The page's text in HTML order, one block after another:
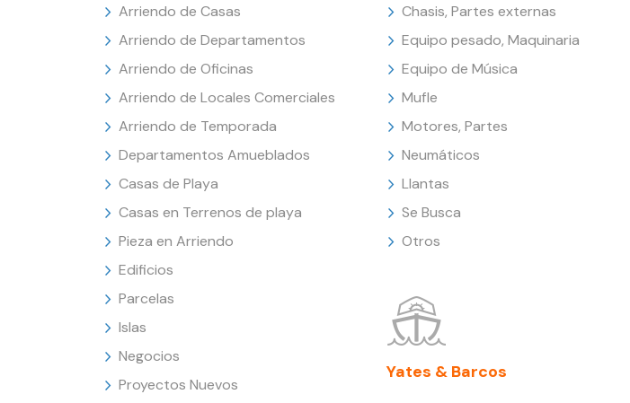
Arriendo de Casas
Arriendo de Departamentos
Arriendo de Oficinas
Arriendo de Locales Comerciales
Arriendo de Temporada
Departamentos Amueblados
Casas de Playa
Casas en Terrenos de playa
Pieza en Arriendo
Edificios
Parcelas
Islas
Negocios
Proyectos Nuevos
Chasis, Partes externas
Equipo pesado, Maquinaria
Equipo de Música
Mufle
Motores, Partes
Neumáticos
Llantas
Se Busca
Otros
Yates & Barcos